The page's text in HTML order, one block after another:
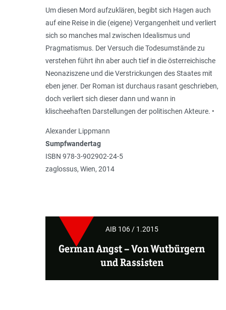
Um diesen Mord aufzuklären, begibt sich Hagen auch
auf eine Reise in die (eigene) Vergangenheit und verliert
sich so manches mal zwischen Idealismus und
Pragmatismus. Der Versuch die Todesumstände zu
verstehen führt ihn aber auch tief in die österreichische
Neonaziszene und die Verstrickungen des Staates mit
eben jener. Der Roman ist durchaus rasant geschrieben,
doch verliert sich dieser dann und wann in
klischeehaften Darstellungen der politischen Akteure. •
Alexander Lippmann
Sumpfwandertag
ISBN 978-3-902902-24-5
zaglossus, Wien, 2014
AIB 106 / 1.2015
German Angst– Von Wutbürgern
und Rassisten